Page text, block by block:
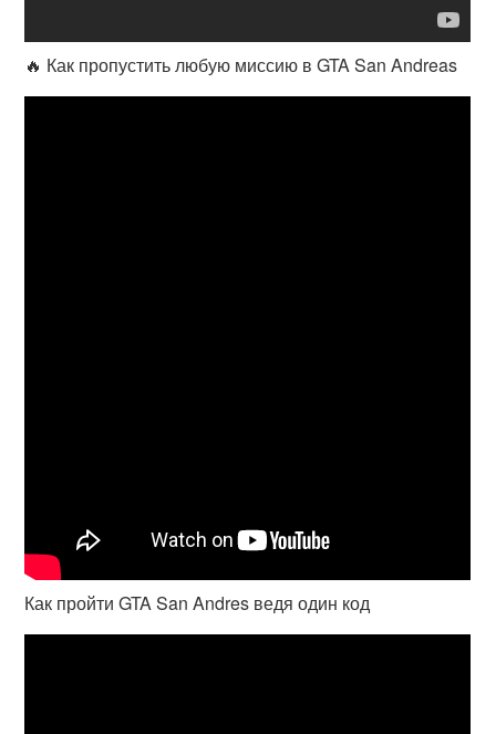
🔥 Как пропустить любую миссию в GTA San Andreas
Как пройти GTA San Andres ведя один код